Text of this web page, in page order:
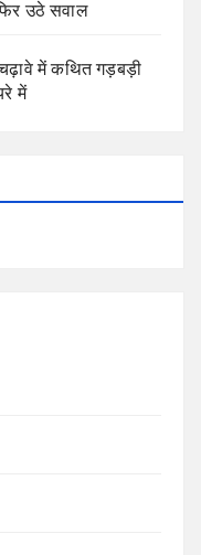
उठे सवाल
चढ़ावे में कथित गड़बड़ी
में